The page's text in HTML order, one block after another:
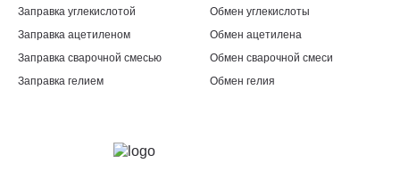
Заправка углекислотой
Заправка ацетиленом
Заправка сварочной смесью
Заправка гелием
Обмен углекислоты
Обмен ацетилена
Обмен сварочной смеси
Обмен гелия